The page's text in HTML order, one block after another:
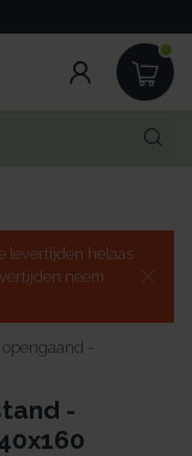
levertijden helaas
neem
-
-